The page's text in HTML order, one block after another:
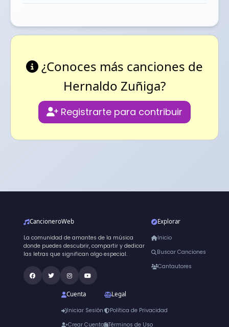
¿Conoces más canciones de
Hernaldo Zuñiga?
Registrarte para contribuir
CancioneroWeb
La comunidad de amantes de la música
donde puedes descubrir, compartir y dedicar
las letras que significan algo especial.
Explorar
Inicio
Buscar Canciones
Cantautores
Cuenta
Iniciar Sesión
Crear Cuenta
Legal
Política de Privacidad
Términos de Uso